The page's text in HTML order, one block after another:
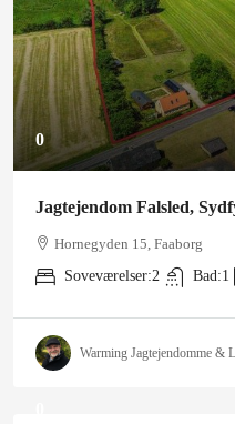
0
Jagtejendom Falsled,
Hornegyden 15, Faaborg
Soveværelser:2 Bad:1
Warming Jagtejendomme &